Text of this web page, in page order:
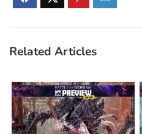
Related Articles